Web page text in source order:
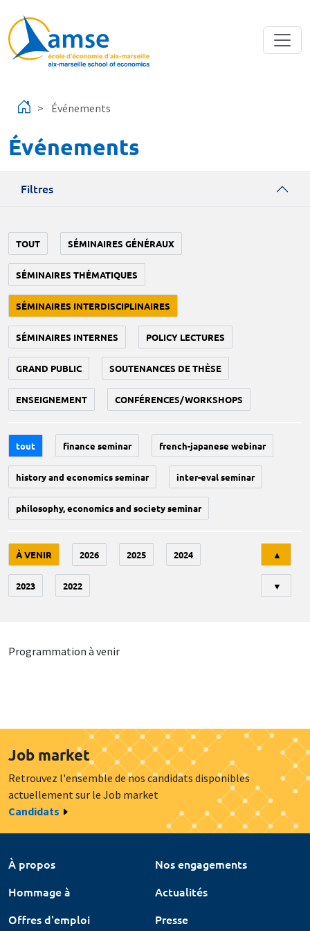
Événements
Événements
Filtres
TOUT SÉMINAIRES GÉNÉRAUX
SÉMINAIRES THÉMATIQUES
SÉMINAIRES INTERDISCIPLINAIRES
SÉMINAIRES INTERNES POLICY LECTURES
GRAND PUBLIC SOUTENANCES DE THÈSE
ENSEIGNEMENT CONFÉRENCES/WORKSHOPS
tout finance seminar french-japanese webinar
history and economics seminar inter-eval seminar
philosophy, economics and society seminar
À VENIR 2026 2025 2024
2023 2022
▲
▼
Programmation à venir
Job market
Retrouvez l'ensemble de nos candidats disponibles
actuellement sur le Job market
Candidats
À propos
Nos engagements
Hommage à
Actualités
Offres d'emploi
Presse